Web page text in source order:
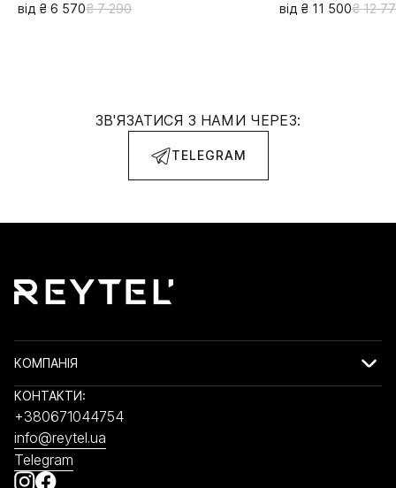
від ₴ 6 570₴ 7 290
від ₴ 11 500₴ 12
ЗВ'ЯЗАТИСЯ З НАМИ ЧЕРЕЗ:
TELEGRAM
КОМПАНІЯ
КОНТАКТИ:
+380671044754
info@reytel.ua
Telegram